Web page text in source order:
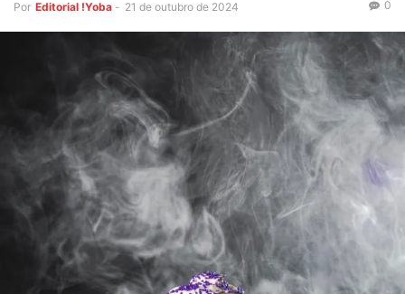
Por Editorial !Yoba - 21 de outubro de 2024 0